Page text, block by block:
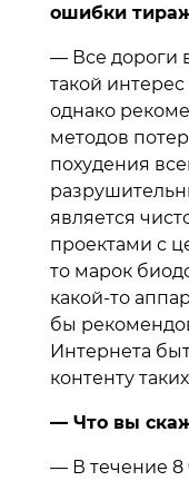
ошибки
— Все дороги
такой
однако
методов
похудения
является
проектами с
то марок
какой-то
бы
Интернета
контенту
— Что вы
— В течение 8